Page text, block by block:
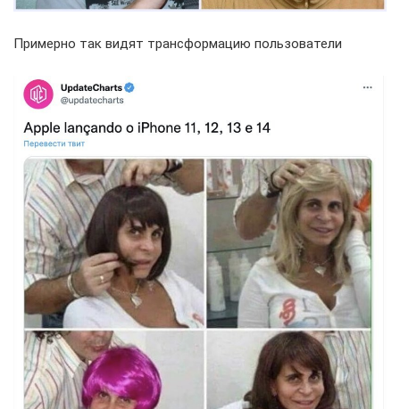
Примерно так видят трансформацию пользователи